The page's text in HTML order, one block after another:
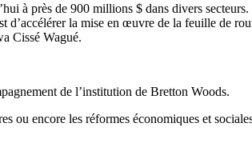
à près de 900 millions $ dans divers
la mise en œuvre de la feuille de
Cissé Wagué.
de l’institution de Bretton Woods.
ou encore les réformes économiques et